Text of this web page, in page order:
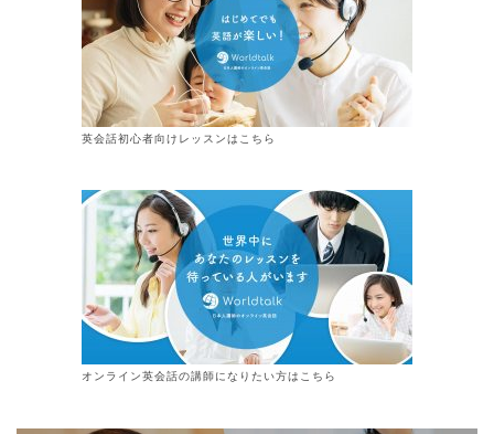
英会話初心者向けレッスンはこちら
オンライン英会話の講師になりたい方はこちら